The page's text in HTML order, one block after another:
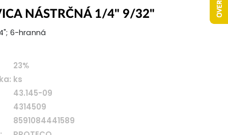
NÁSTRČNÁ 1/4" 9/32"
6-hranná
23%
ks
43.145-09
4314509
8591084441589